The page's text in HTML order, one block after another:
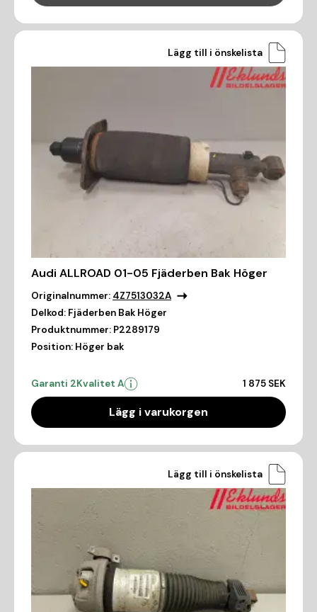
Lägg till i önskelista
Audi ALLROAD 01-05 Fjäderben Bak Höger
Originalnummer: 4Z7513032A
Delkod: Fjäderben Bak Höger
Produktnummer: P2289179
Position: Höger bak
Garanti 2Kvalitet A 1 875 SEK
Lägg i varukorgen
Lägg till i önskelista